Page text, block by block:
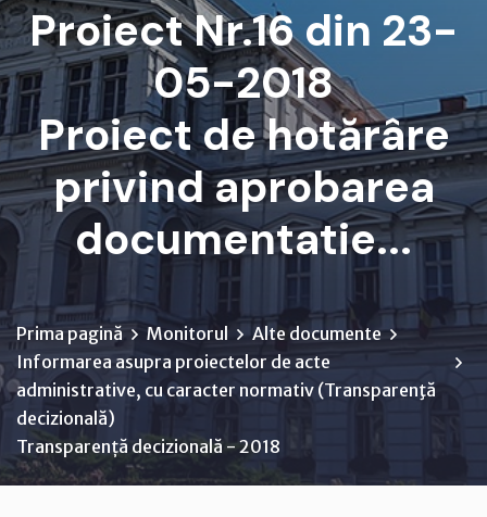
Proiect Nr.16 din 23-
05-2018
Proiect de hotărâre
privind aprobarea
documentatie...
Prima pagină Monitorul
Alte documente
Informarea asupra proiectelor de acte
administrative, cu caracter normativ (Transparenţă
decizională)
Transparență decizională - 2018